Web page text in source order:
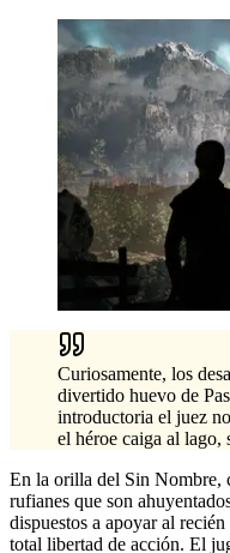
Curiosamente, los
divertido huevo de
introductoria el juez
el héroe caiga al lago,
En la orilla del Sin Nombre,
rufianes que son
dispuestos a apoyar al
total libertad de acción. El